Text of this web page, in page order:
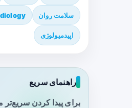
سلامت روان
اپیدمیولوژی
راهنمای سریع
برای پیدا کردن